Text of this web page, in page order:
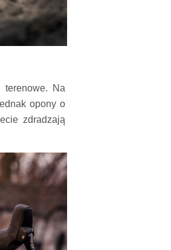
terenowe. Na
opony o
zdradzają